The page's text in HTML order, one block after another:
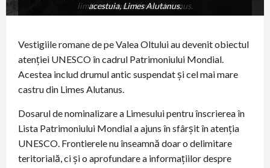
limita acestuia, Limes Alutanus.
acestuia, Limes Alutanus.
Vestigiile romane de pe Valea Oltului au devenit obiectul
atenției UNESCO în cadrul Patrimoniului Mondial.
Acestea includ drumul antic suspendat și cel mai mare
castru din Limes Alutanus.
Dosarul de nominalizare a Limesului pentru înscrierea în
Lista Patrimoniului Mondial a ajuns în sfârșit în atenția
UNESCO. Frontierele nu înseamnă doar o delimitare
teritorială, ci și o aprofundare a informațiilor despre